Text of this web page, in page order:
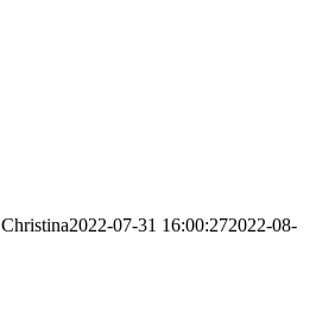
Christina2022-07-31 16:00:272022-08-